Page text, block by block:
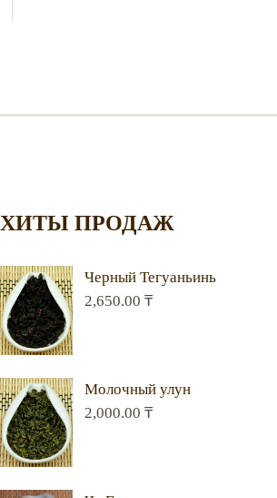
ХИТЫ ПРОДАЖ
Черный Тегуаньинь
2,650.00 ₸
Молочный улун
2,000.00 ₸